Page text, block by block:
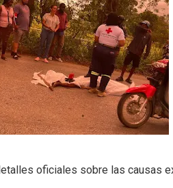
oficiales sobre las causas